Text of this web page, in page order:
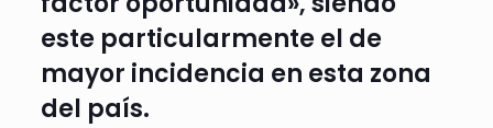
este particularmente el de
mayor incidencia en esta zona
del país.